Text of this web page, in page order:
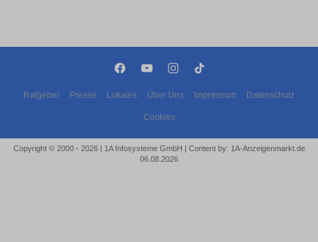
Ratgeber Presse Lokales Über Uns Impressum Datenschutz
Cookies
Copyright © 2000 - 2026 | 1A Infosysteme GmbH | Content by: 1A-Anzeigenmarkt.de
06.08.2026